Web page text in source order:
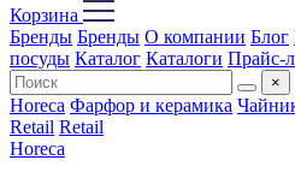
Корзина
Бренды Бренды О компании Блог
посуды Каталог Каталоги Прайс-
×
Horeca Фарфор и керамика
Retail Retail
Horeca